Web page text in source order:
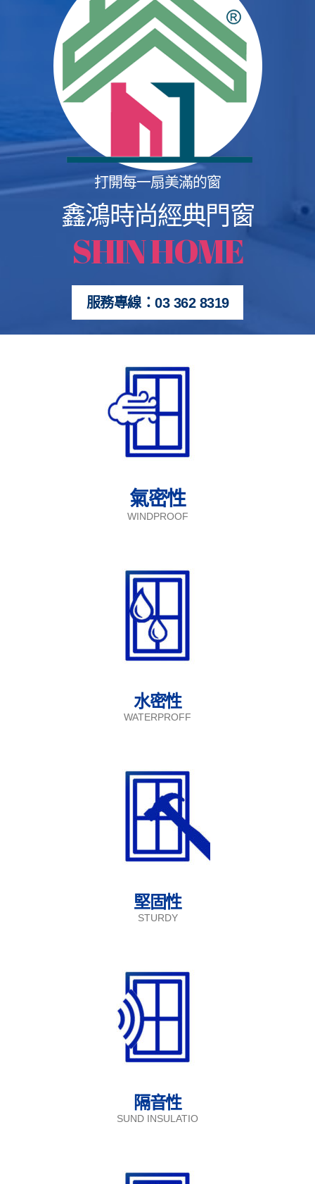
打開每一扇美滿的窗
鑫鴻時尚經典門窗
SHIN HOME
服務專線：03 362 8319
氣密性
WINDPROOF
水密性
WATERPROFF
堅固性
STURDY
隔音性
SUND INSULATIO